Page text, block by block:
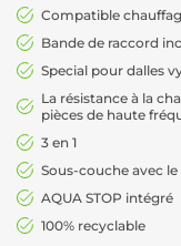
Compatible
Bande de raccord
Special pour dalles
La résistance à la
pièces de haute
3 en 1
Sous-couche avec
AQUA STOP intégré
100% recyclable